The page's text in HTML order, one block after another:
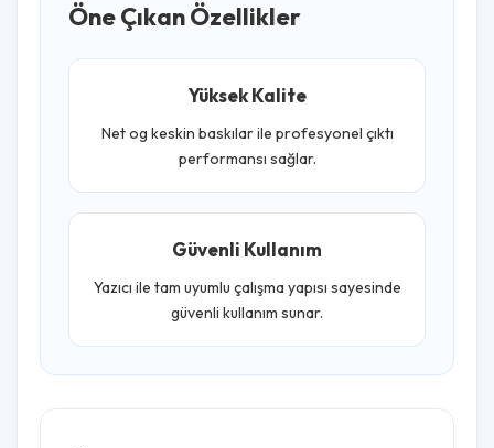
Öne Çıkan Özellikler
Yüksek Kalite
Net og keskin baskılar ile profesyonel çıktı
performansı sağlar.
Güvenli Kullanım
Yazıcı ile tam uyumlu çalışma yapısı sayesinde
güvenli kullanım sunar.